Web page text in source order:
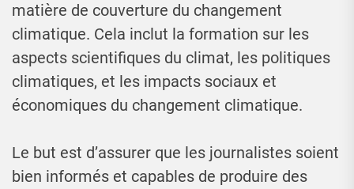
matière de couverture du changement
climatique. Cela inclut la formation sur les
aspects scientifiques du climat, les politiques
climatiques, et les impacts sociaux et
économiques du changement climatique.
Le but est d’assurer que les journalistes soient
bien informés et capables de produire des